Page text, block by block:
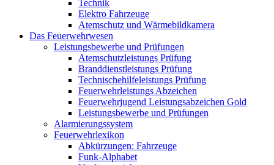
Technik
Elektro Fahrzeuge
Atemschutz und Wärmebildkamera
Das Feuerwehrwesen
Leistungsbewerbe und Prüfungen
Atemschutzleistungs Prüfung
Branddienstleistungs Prüfung
Technischehilfeleistungs Prüfung
Feuerwehrleistungs Abzeichen
Feuerwehrjugend Leistungsabzeichen Gold
Leistungsbewerbe und Prüfungen
Alarmierungssystem
Feuerwehrlexikon
Abkürzungen: Fahrzeuge
Funk-Alphabet